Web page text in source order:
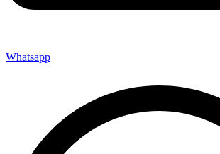
Whatsapp